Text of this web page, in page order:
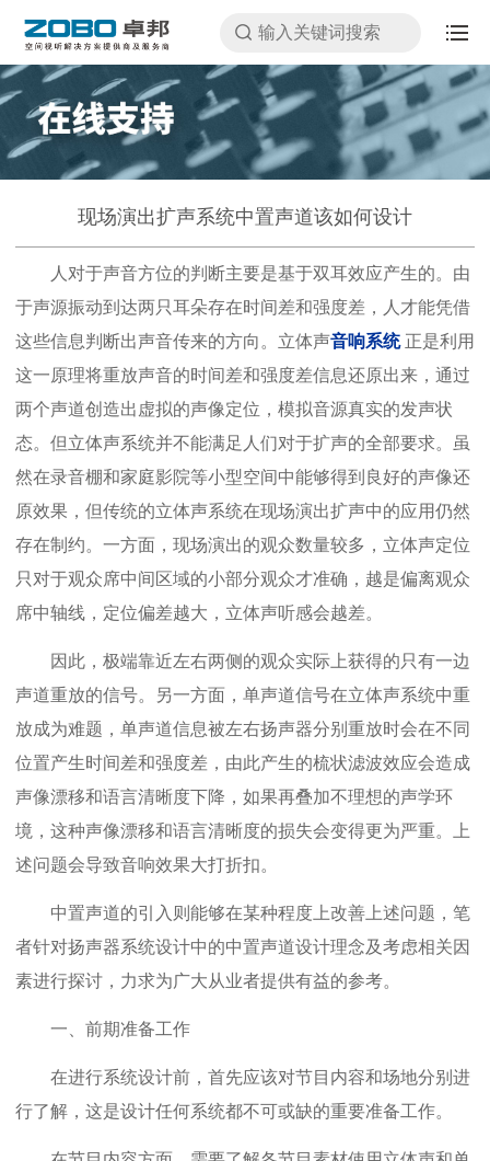
现场演出扩声系统中置声道该如何设计
人对于声音方位的判断主要是基于双耳效应产生的。由
于声源振动到达两只耳朵存在时间差和强度差，人才能凭借
这些信息判断出声音传来的方向。立体声音响系统 正是利用
这一原理将重放声音的时间差和强度差信息还原出来，通过
两个声道创造出虚拟的声像定位，模拟音源真实的发声状
态。但立体声系统并不能满足人们对于扩声的全部要求。虽
然在录音棚和家庭影院等小型空间中能够得到良好的声像还
原效果，但传统的立体声系统在现场演出扩声中的应用仍然
存在制约。一方面，现场演出的观众数量较多，立体声定位
只对于观众席中间区域的小部分观众才准确，越是偏离观众
席中轴线，定位偏差越大，立体声听感会越差。
因此，极端靠近左右两侧的观众实际上获得的只有一边
声道重放的信号。另一方面，单声道信号在立体声系统中重
放成为难题，单声道信息被左右扬声器分别重放时会在不同
位置产生时间差和强度差，由此产生的梳状滤波效应会造成
声像漂移和语言清晰度下降，如果再叠加不理想的声学环
境，这种声像漂移和语言清晰度的损失会变得更为严重。上
述问题会导致音响效果大打折扣。
中置声道的引入则能够在某种程度上改善上述问题，笔
者针对扬声器系统设计中的中置声道设计理念及考虑相关因
素进行探讨，力求为广大从业者提供有益的参考。
一、前期准备工作
在进行系统设计前，首先应该对节目内容和场地分别进
行了解，这是设计任何系统都不可或缺的重要准备工作。